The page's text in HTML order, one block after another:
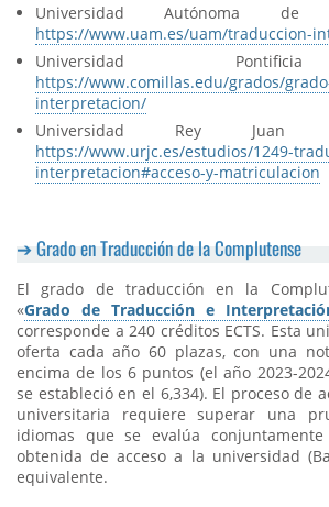
Universidad Autónoma de
https://www.uam.es/uam/traduccion-
Universidad
https://www.comillas.edu/grados/
interpretacion/
Universidad Rey Juan
https://www.urjc.es/estudios/1249-
interpretacion#acceso-y-matriculacion
Grado en Traducción de la Complutense
El grado de traducción en la
«Grado de Traducción e
corresponde a 240 créditos ECTS. Esta
oferta cada año 60 plazas, con una
encima de los 6 puntos (el año 2023-
se estableció en el 6,334). El proceso de
universitaria requiere superar una
idiomas que se evalúa
obtenida de acceso a la universidad
equivalente.